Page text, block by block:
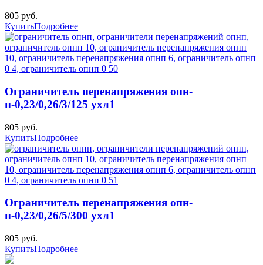
805 руб.
КупитьПодробнее
Ограничитель перенапряжения опн-
п-0,23/0,26/3/125 ухл1
805 руб.
КупитьПодробнее
Ограничитель перенапряжения опн-
п-0,23/0,26/5/300 ухл1
805 руб.
КупитьПодробнее